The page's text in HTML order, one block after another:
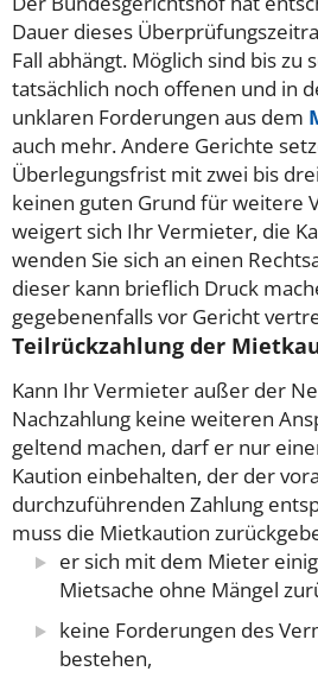
Dauer dieses
Fall abhängt. Möglich sind bis zu
tatsächlich noch offenen und in
unklaren Forderungen aus dem
auch mehr. Andere Gerichte
Überlegungsfrist mit zwei bis
keinen guten Grund für weitere
weigert sich Ihr Vermieter, die
wenden Sie sich an einen
dieser kann brieflich Druck
gegebenenfalls vor Gericht
Teilrückzahlung der
Kann Ihr Vermieter außer der
Nachzahlung keine weiteren
geltend machen, darf er nur
Kaution einbehalten, der der
durchzuführenden Zahlung
muss die Mietkaution
er sich mit dem Mieter
Mietsache ohne Mängel
keine Forderungen des
bestehen,